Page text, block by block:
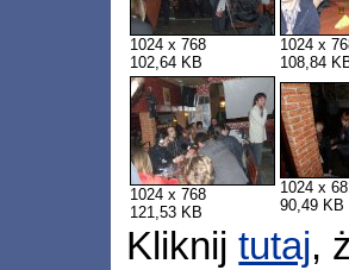
1024 x 768
102,64 KB
1024 x
108,84
1024 x 768
121,53 KB
1024 x
90,49 KB
Kliknijtutaj,